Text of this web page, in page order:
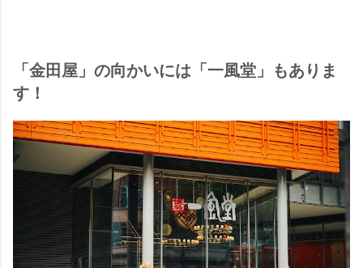
「金田屋」の向かいには「一風堂」もありま
す！